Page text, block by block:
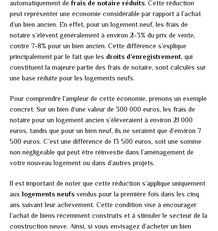
automatiquement de frais de notaire réduits. Cette réduction
peut représenter une économie considérable par rapport à l’achat
d’un bien ancien. En effet, pour un logement neuf, les frais de
notaire s’élèvent généralement à environ 2-3% du prix de vente,
contre 7-8% pour un bien ancien. Cette différence s’explique
principalement par le fait que les droits d’enregistrement, qui
constituent la majeure partie des frais de notaire, sont calculés sur
une base réduite pour les logements neufs.
Pour comprendre l’ampleur de cette économie, prenons un exemple
concret. Sur un bien d’une valeur de 300 000 euros, les frais de
notaire pour un logement ancien s’élèveraient à environ 21 000
euros, tandis que pour un bien neuf, ils ne seraient que d’environ 7
500 euros. C’est une différence de 13 500 euros, soit une somme
non négligeable qui peut être réinvestie dans l’aménagement de
votre nouveau logement ou dans d’autres projets.
Il est important de noter que cette réduction s’applique uniquement
aux logements neufs vendus pour la première fois dans les cinq
ans suivant leur achèvement. Cette condition vise à encourager
l’achat de biens récemment construits et à stimuler le secteur de la
construction neuve. Ainsi, si vous envisagez d’acheter un bien